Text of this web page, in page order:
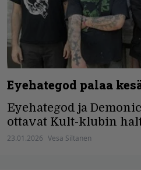
Eyehategod palaa
Eyehategod ja
ottavat Kult-klubin
23.01.2026 Vesa Siltanen